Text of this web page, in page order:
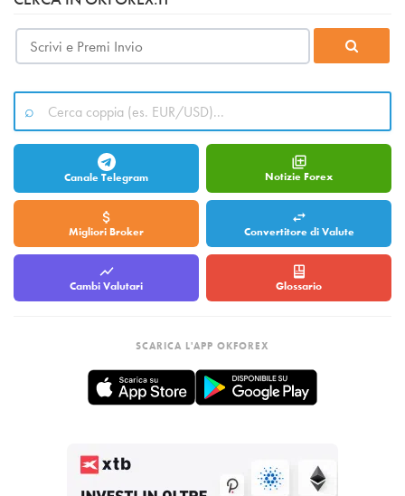
Canale Telegram Notizie Forex
Migliori Broker Convertitore di Valute
Cambi Valutari Glossario
SCARICA L'APP OKFOREX